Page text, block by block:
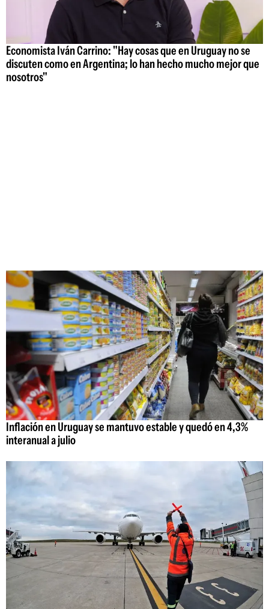
Economista Iván Carrino: "Hay cosas que en Uruguay no se
discuten como en Argentina; lo han hecho mucho mejor que
nosotros"
Inflación en Uruguay se mantuvo estable y quedó en 4,3%
interanual a julio